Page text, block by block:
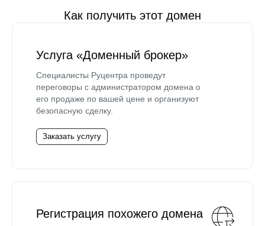
Как получить этот домен
Услуга «Доменный брокер»
Специалисты Руцентра проведут
переговоры с администратором домена о
его продаже по вашей цене и организуют
безопасную сделку.
Заказать услугу
Регистрация похожего домена